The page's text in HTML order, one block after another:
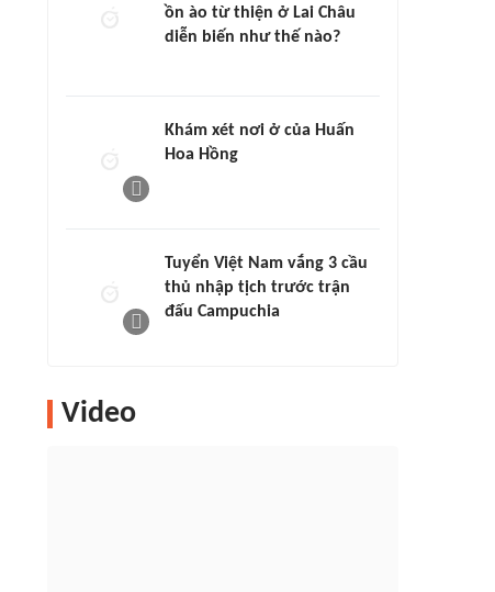
ồn ào từ thiện ở Lai Châu
diễn biến như thế nào?
Khám xét nơi ở của Huấn
Hoa Hồng
Tuyển Việt Nam vắng 3 cầu
thủ nhập tịch trước trận
đấu Campuchia
Video